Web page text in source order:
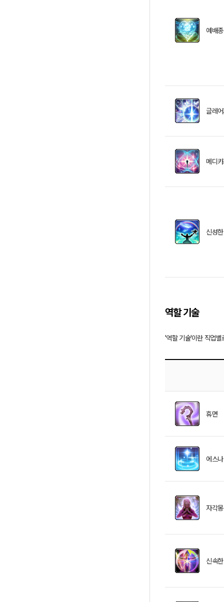
예배종
글레
메디
신성
역할 기술
'역할 기술'이란 직업별
휴면
에스나
자각몽
신속